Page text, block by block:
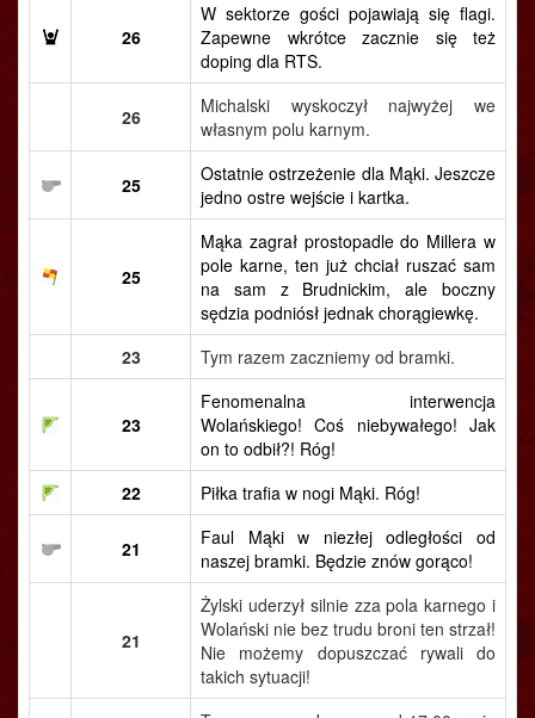
26
W sektorze gości pojawiają się flagi.
Zapewne wkrótce zacznie się też
doping dla RTS.
26
Michalski wyskoczył najwyżej we
własnym polu karnym.
25
Ostatnie ostrzeżenie dla Mąki. Jeszcze
jedno ostre wejście i kartka.
25
Mąka zagrał prostopadle do Millera w
pole karne, ten już chciał ruszać sam
na sam z Brudnickim, ale boczny
sędzia podniósł jednak chorągiewkę.
23
Tym razem zaczniemy od bramki.
23
Fenomenalna interwencja
Wolańskiego! Coś niebywałego! Jak
on to odbił?! Róg!
22
Piłka trafia w nogi Mąki. Róg!
21
Faul Mąki w niezłej odległości od
naszej bramki. Będzie znów gorąco!
21
Żylski uderzył silnie zza pola karnego i
Wolański nie bez trudu broni ten strzał!
Nie możemy dopuszczać rywali do
takich sytuacji!